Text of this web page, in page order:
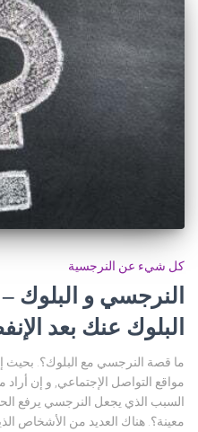
كل شيء عن النرجسية
النرجسي و البلوك
البلوك عنك بعد
ما قصة النرجسي مع البلوك؟.
مواقع التواصل الإجتماعي, و إن
السبب الذي يجعل النرجسي يرفع
معينة؟. هناك العديد من الأشخاص